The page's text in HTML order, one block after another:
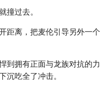
撞过去。
距离，把麦伦引导另外一个
到拥有正面与龙族对抗的力
沉吃全了冲击。